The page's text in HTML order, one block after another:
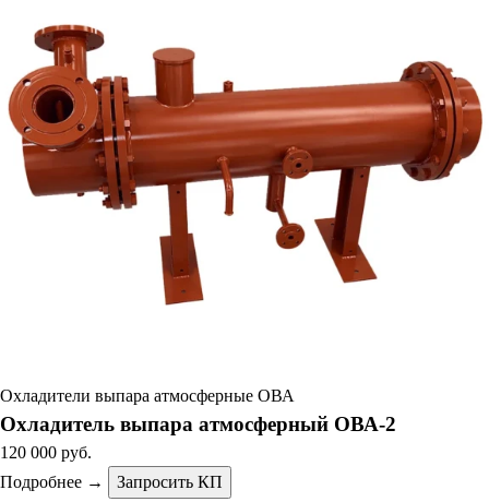
Охладители выпара атмосферные ОВА
Охладитель выпара атмосферный ОВА-2
120 000 руб.
Подробнее →
Запросить КП